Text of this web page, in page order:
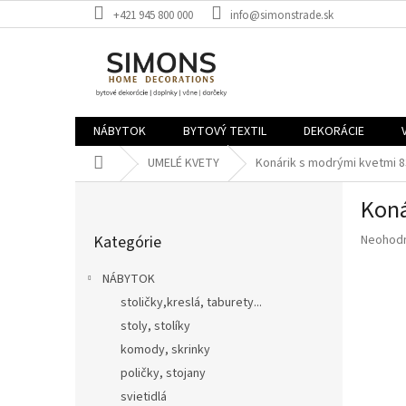
na
+421 945 800 000 info@simonstrade.sk
NÁBYTOK BYTOVÝ TEXTIL DEKORÁCIE
DomovUMELÉ KVETY Konárik s modrými kvetmi
kategórie
Kategórie
NÁBYTOK
stoličky,kreslá, taburety...
stoly, stolíky
komody, skrinky
poličky, stojany
svietidlá